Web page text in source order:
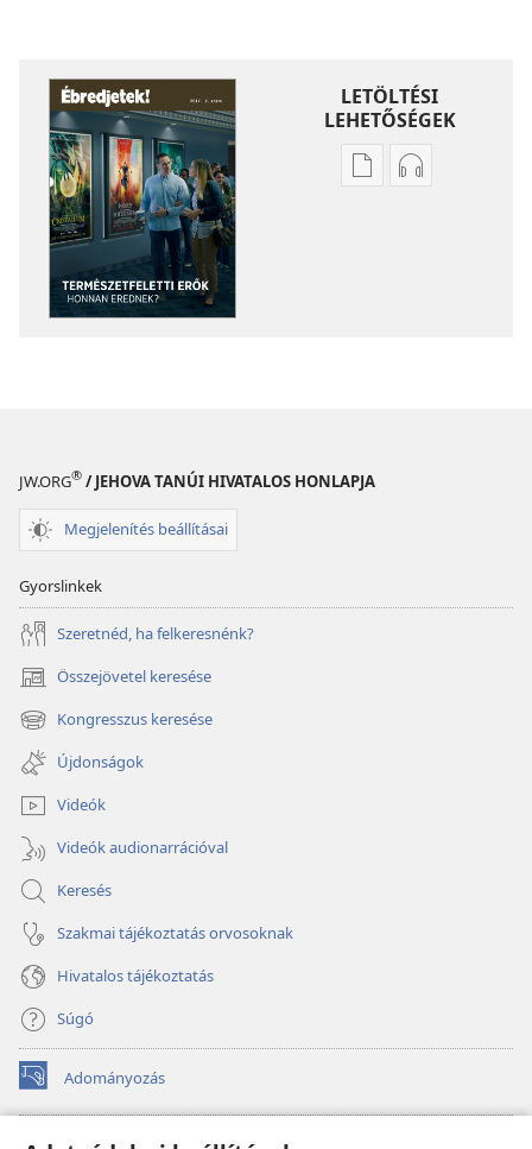
LETÖLTÉSI
LEHETŐSÉGEK
Kiadványok
JW.ORG® / JEHOVA TANÚI HIVATALOS HONLAPJA
Megjelenítés beállításai
Gyorslinkek
Szeretnéd, ha felkeresnénk?
Összejövetel keresése
(opens
new
window)
Kongresszus keresése
(opens
new
window)
Újdonságok
Videók
Videók audionarrációval
Keresés
Szakmai tájékoztatás orvosoknak
Hivatalos tájékoztatás
Súgó
Adományozás
(opens
new
Őrtorony ONLINE KÖNYVTÁR